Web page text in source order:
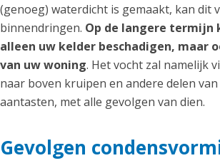
(genoeg) waterdicht is gemaakt, kan dit
binnendringen. Op de langere termijn
alleen uw kelder beschadigen, maar
van uw woning. Het vocht zal namelijk
naar boven kruipen en andere delen
aantasten, met alle gevolgen van dien.
Gevolgen